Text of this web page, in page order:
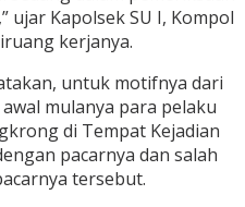
ujar Kapolsek SU I, Kompol
kerjanya.
untuk motifnya dari
mulanya para pelaku
di Tempat Kejadian
pacarnya dan salah
tersebut.